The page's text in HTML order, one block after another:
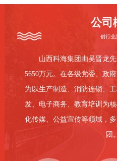
公司
创行业
山西科海集团由吴晋龙
5650万元。在各级党委、政
为以生产制造、消防连锁、
发、电子商务、教育培训为
化传媒、公益宣传等领域，
团。